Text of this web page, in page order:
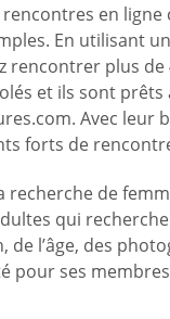
en
En utilisant
rencontrer plus
et ils sont
Avec
forts de
recherche de
qui
de l’âge, des
pour ses